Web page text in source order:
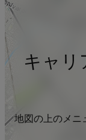
キャリ
地図の上のメニ